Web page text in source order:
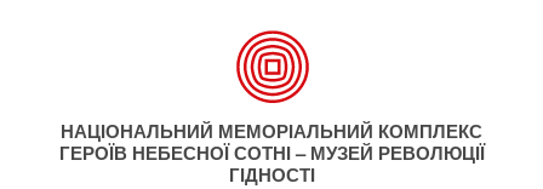
НАЦІОНАЛЬНИЙ МЕМОРІАЛЬНИЙ КОМПЛЕКС
ГЕРОЇВ НЕБЕСНОЇ СОТНІ – МУЗЕЙ РЕВОЛЮЦІЇ
ГІДНОСТІ